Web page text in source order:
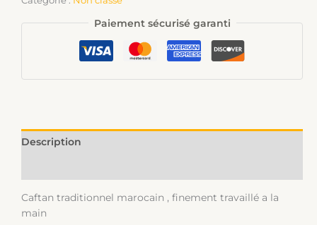
Paiement sécurisé garanti
Description
Caftan traditionnel marocain , finement travaillé a la
main